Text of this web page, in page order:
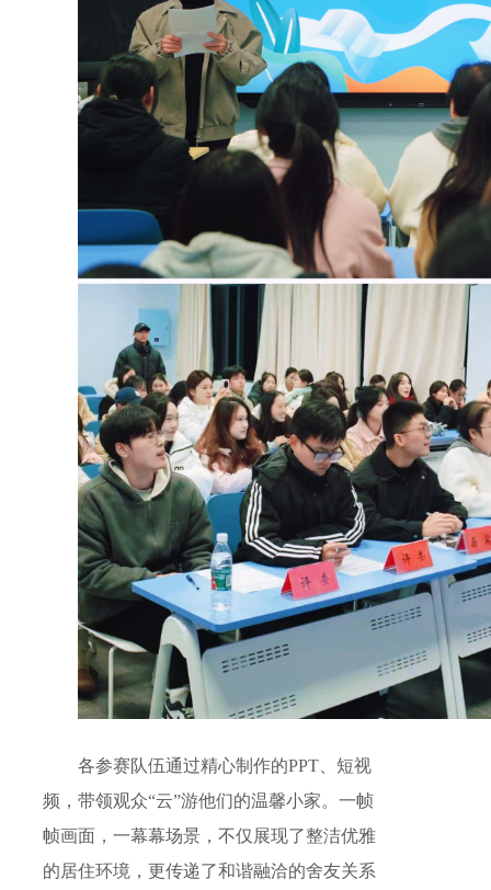
各参赛队伍通过精心制作的PPT、短视
频，带领观众“云”游他们的温馨小家。一帧
帧画面，一幕幕场景，不仅展现了整洁优雅
的居住环境，更传递了和谐融洽的舍友关系